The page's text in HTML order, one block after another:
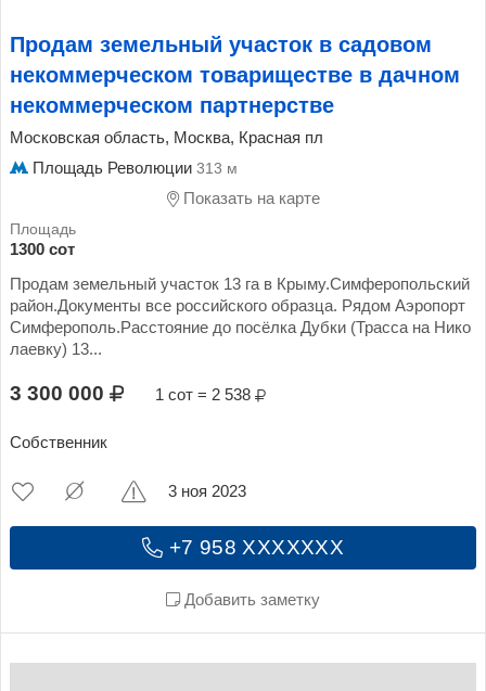
Продам земельный участок в садовом
некоммерческом товариществе в дачном
некоммерческом партнерстве
Московская область, Москва, Красная пл
Площадь Революции 313 м
Показать на карте
1300 сот
Продам земельный участок 13 га в Крыму.Симферопольский
район.Документы все российского образца. Рядом Аэропорт
Симферополь.Расстояние до посёлка Дубки (Трасса на Нико
лаевку) 13...
3 300 000 1 сот = 2 538
Собственник
+7 958 XXXXXXX
Добавить заметку
3 ноя 2023